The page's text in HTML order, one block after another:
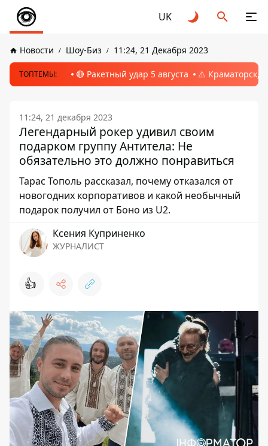
UK
Новости Шоу-Биз 11:24, 21 Декабря 2023
ТОПТЕМЫ: 🔴 Ракетный удар 5 августа ⚠️ Краматорск,
11:24, 21 декабря 2023
Легендарный рокер удивил своим
подарком группу Антитела: Не
обязательно это должно понравиться
Тарас Тополь рассказал, почему отказался от
новогодних корпоративов и какой необычный
подарок получил от Боно из U2.
Ксения Куприненко
ЖУРНАЛИСТ
👍